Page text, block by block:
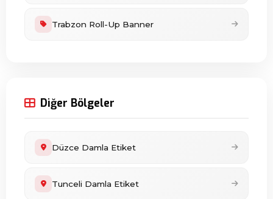
Trabzon Roll-Up Banner
Diğer Bölgeler
Düzce Damla Etiket
Tunceli Damla Etiket